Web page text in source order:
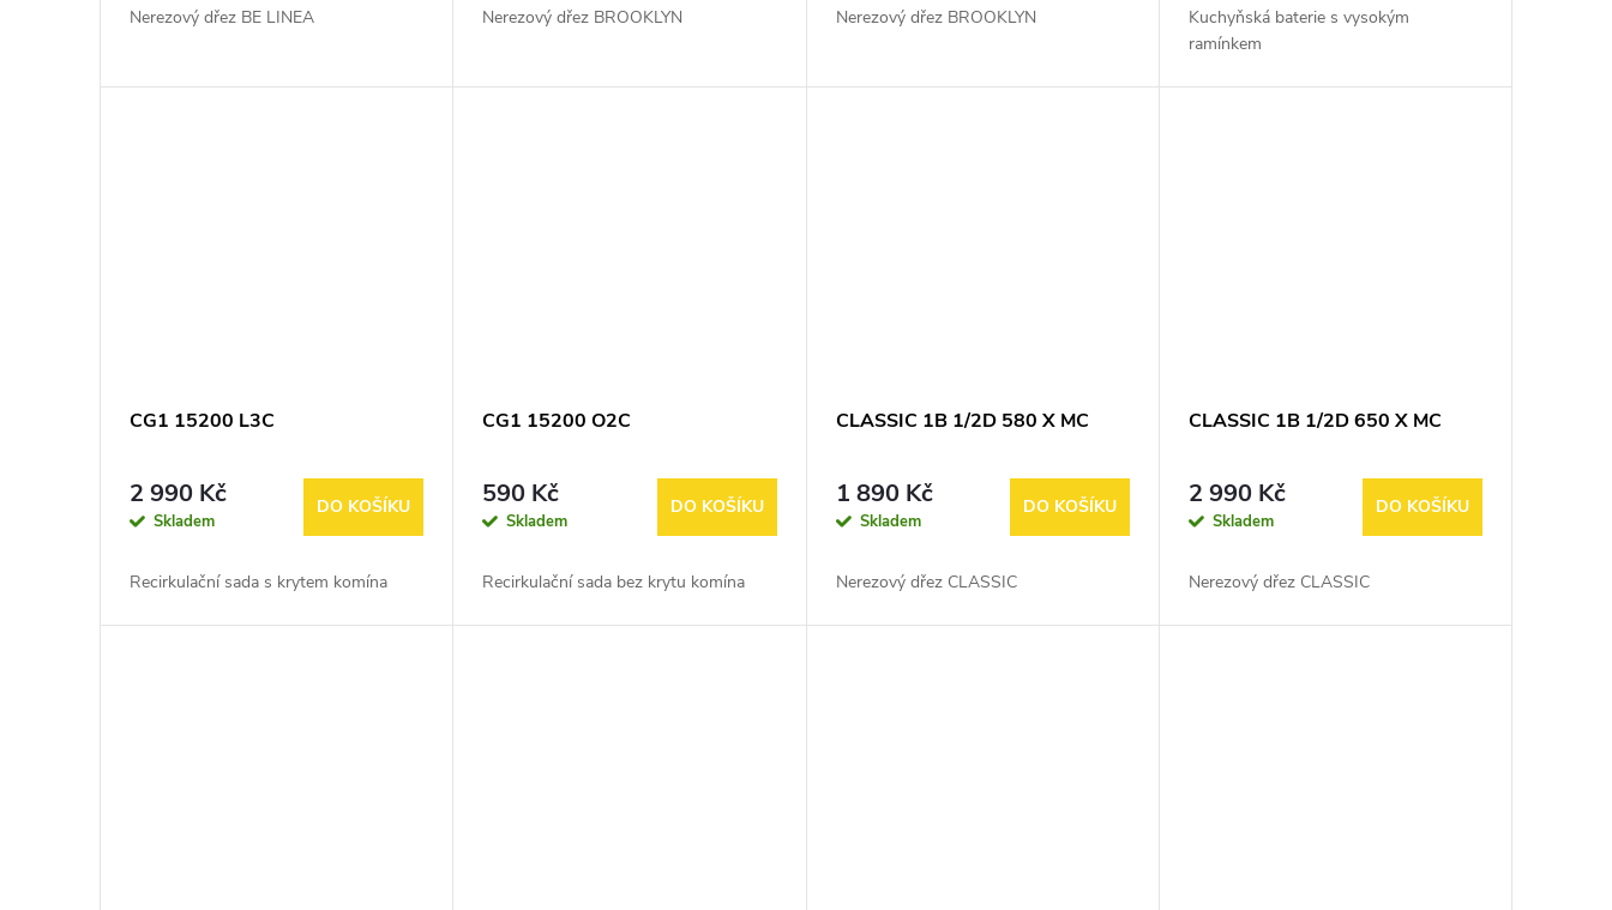
Nerezový dřez BE LINEA Nerezový dřez BROOKLYN Nerezový dřez BROOKLYN
Kuchyňská baterie s vysokým
ramínkem
CG1 15200 L3C
2 990 Kč
Skladem
DO KOŠÍKU
Recirkulační sada s krytem komína
CG1 15200 O2C
590 Kč
Skladem
DO KOŠÍKU
Recirkulační sada bez krytu komína
CLASSIC 1B 1/2D 580 X MC
1 890 Kč
Skladem
DO KOŠÍKU
Nerezový dřez CLASSIC
CLASSIC 1B 1/2D 650 X MC
2 990 Kč
Skladem
DO KOŠÍKU
Nerezový dřez CLASSIC